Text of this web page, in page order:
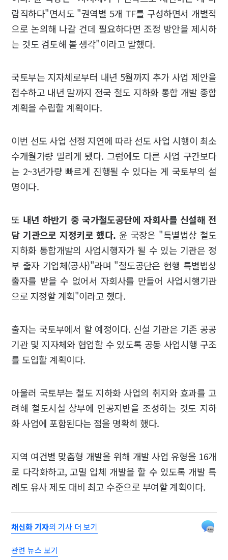
람직하다"면서도 "권역별 5개 TF를 구성하면서 개별적
으로 논의해 나갈 건데 필요하다면 조정 방안을 제시하
는 것도 검토해 볼 생각"이라고 말했다.
국토부는 지자체로부터 내년 5월까지 추가 사업 제안을
접수하고 내년 말까지 전국 철도 지하화 통합 개발 종합
계획을 수립할 계획이다.
이번 선도 사업 선정 지연에 따라 선도 사업 시행이 최소
수개월가량 밀리게 됐다. 그럼에도 다른 사업 구간보다
는 2~3년가량 빠르게 진행될 수 있다는 게 국토부의 설
명이다.
또 내년 하반기 중 국가철도공단에 자회사를 신설해 전
담 기관으로 지정키로 했다. 윤 국장은 "특별법상 철도
지하화 통합개발의 사업시행자가 될 수 있는 기관은 정
부 출자 기업체(공사)"라며 "철도공단은 현행 특별법상
출자를 받을 수 없어서 자회사를 만들어 사업시행기관
으로 지정할 계획"이라고 했다.
출자는 국토부에서 할 예정이다. 신설 기관은 기존 공공
기관 및 지자체와 협업할 수 있도록 공동 사업시행 구조
를 도입할 계획이다.
아울러 국토부는 철도 지하화 사업의 취지와 효과를 고
려해 철도시설 상부에 인공지반을 조성하는 것도 지하
화 사업에 포함된다는 점을 명확히 했다.
지역 여건별 맞춤형 개발을 위해 개발 사업 유형을 16개
로 다각화하고, 고밀 입체 개발을 할 수 있도록 개발 특
례도 유사 제도 대비 최고 수준으로 부여할 계획이다.
채신화 기자의 기사 더 보기
관련 뉴스 보기